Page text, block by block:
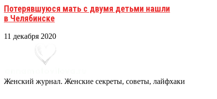
Потерявшуюся мать с двумя детьми нашли
в Челябинске
11 декабря 2020
Женский журнал. Женские секреты, советы, лайфхаки